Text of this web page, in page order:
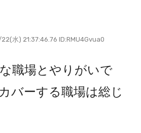
水) 21:37:46.76 ID:RMU4Gvua0
職場とやりがいで
バーする職場は総じ